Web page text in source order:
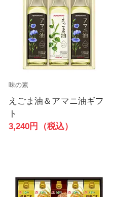
味の素
えごま油＆アマニ油ギフ
ト
3,240円（税込）